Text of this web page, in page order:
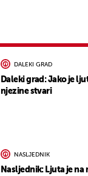
DALEKI GRAD
Daleki grad: Jako je
njezine stvari
NASLJEDNIK
Nasljednik: Ljuta je na